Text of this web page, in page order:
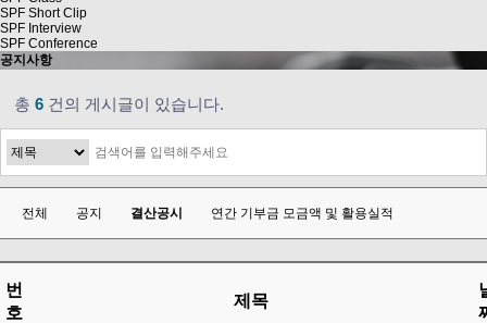
SPF Short Clip
SPF Interview
SPF Conference
공지사항
총 6 건의 게시글이 있습니다.
전체 공지 결산공시 연간 기부금 모금액 및 활용실적
번
호
제목